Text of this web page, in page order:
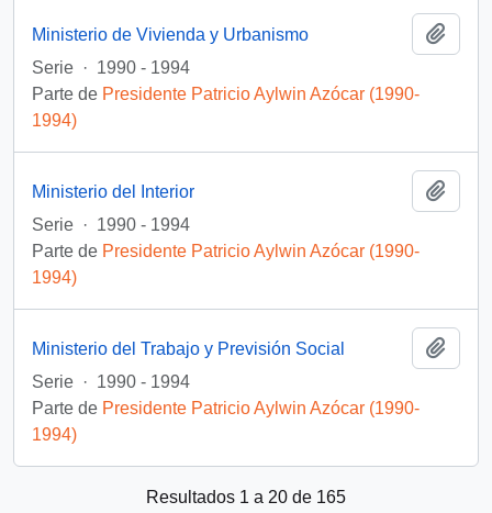
Ministerio de Vivienda y Urbanismo
Serie · 1990 - 1994
Parte de Presidente Patricio Aylwin Azócar (1990-
1994)
Ministerio del Interior
Serie · 1990 - 1994
Parte de Presidente Patricio Aylwin Azócar (1990-
1994)
Ministerio del Trabajo y Previsión Social
Serie · 1990 - 1994
Parte de Presidente Patricio Aylwin Azócar (1990-
1994)
Resultados 1 a 20 de 165